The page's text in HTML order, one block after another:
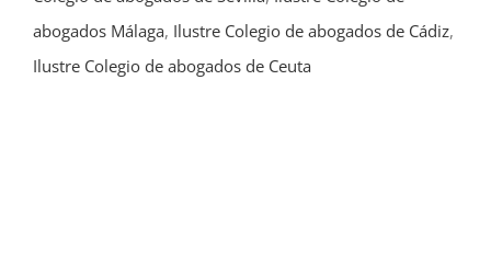
abogados Málaga, Ilustre Colegio de abogados de Cádiz,
Ilustre Colegio de abogados de Ceuta